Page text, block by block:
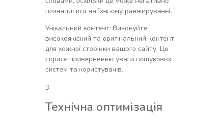
позначитися на їхньому ранжируванні.
Унікальний контент: Виконуйте
високоякісний та оригінальний контент
для кожної сторінки вашого сайту. Це
сприяє приверненню уваги пошукових
систем та користувачів.
Технічна оптимізація